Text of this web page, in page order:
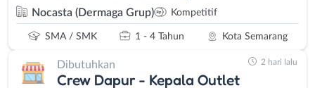
Nocasta (Dermaga Grup) Kompetitif
SMA / SMK 1 - 4 Tahun Kota Semarang
Dibutuhkan
Crew Dapur - Kepala Outlet
2 hari lalu